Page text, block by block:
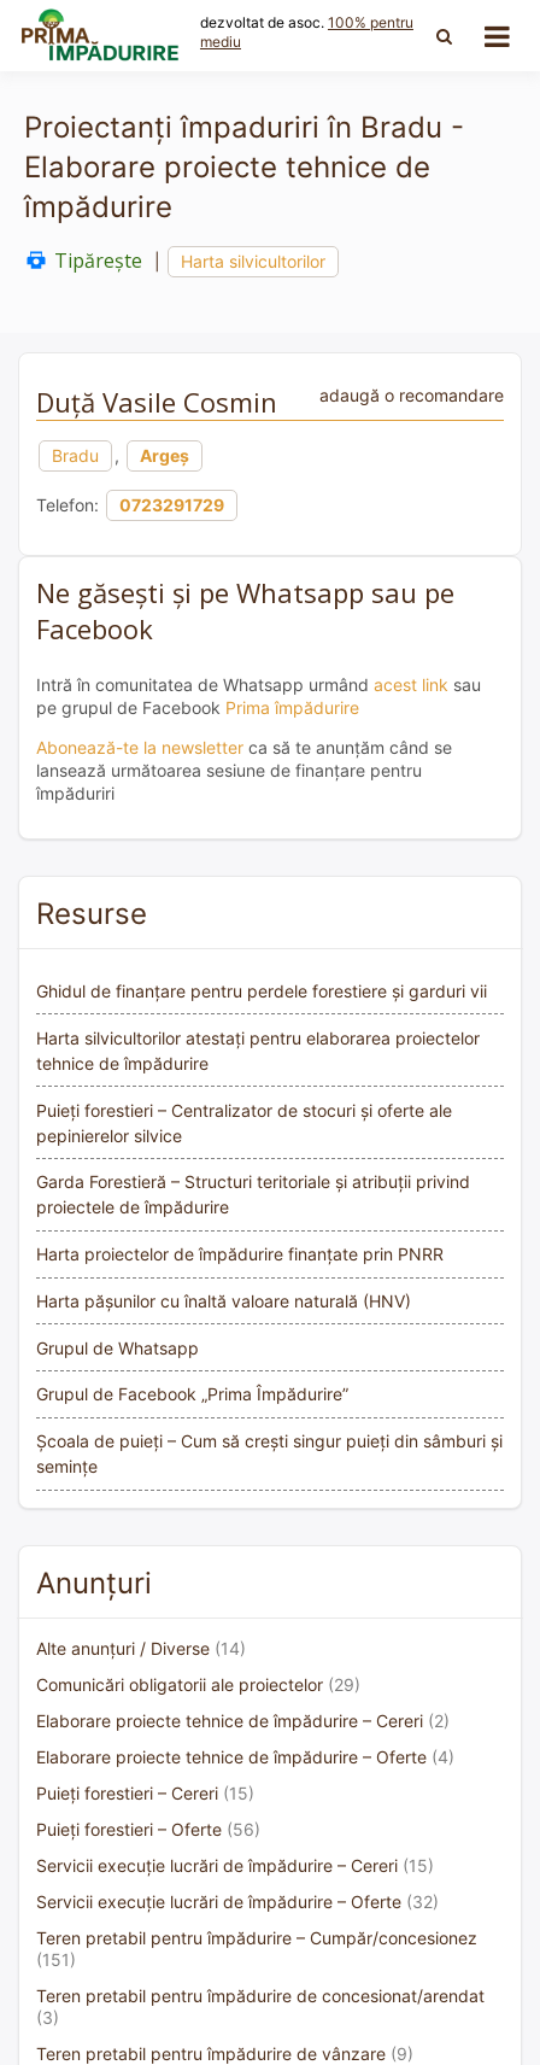
content
dezvoltat de asoc. 100% pentru
mediu
Proiectanți împaduriri în Bradu -
Elaborare proiecte tehnice de
împădurire
Tipărește Harta silvicultorilor
Duță Vasile Cosmin adaugă o recomandare
Bradu , Argeș
Telefon: 0723291729
Ne găsești și pe Whatsapp sau pe
Facebook
Intră în comunitatea de Whatsapp urmând acest link sau
pe grupul de Facebook Prima împădurire
Abonează-te la newsletter ca să te anunțăm când se
lansează următoarea sesiune de finanțare pentru
împăduriri
Resurse
Ghidul de finanțare pentru perdele forestiere și garduri vii
Harta silvicultorilor atestați pentru elaborarea proiectelor
tehnice de împădurire
Puieți forestieri – Centralizator de stocuri și oferte ale
pepinierelor silvice
Garda Forestieră – Structuri teritoriale și atribuții privind
proiectele de împădurire
Harta proiectelor de împădurire finanțate prin PNRR
Harta pășunilor cu înaltă valoare naturală (HNV)
Grupul de Whatsapp
Grupul de Facebook „Prima Împădurire”
Școala de puieți – Cum să crești singur puieți din sâmburi și
semințe
Anunțuri
Alte anunțuri / Diverse (14)
Comunicări obligatorii ale proiectelor (29)
Elaborare proiecte tehnice de împădurire – Cereri (2)
Elaborare proiecte tehnice de împădurire – Oferte (4)
Puieți forestieri – Cereri (15)
Puieți forestieri – Oferte (56)
Servicii execuție lucrări de împădurire – Cereri (15)
Servicii execuție lucrări de împădurire – Oferte (32)
Teren pretabil pentru împădurire – Cumpăr/concesionez
(151)
Teren pretabil pentru împădurire de concesionat/arendat
(3)
Teren pretabil pentru împădurire de vânzare (9)